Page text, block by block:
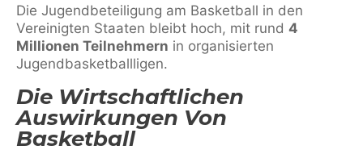
Die Jugendbeteiligung am Basketball in den
Vereinigten Staaten bleibt hoch, mit rund 4
Millionen Teilnehmern in organisierten
Jugendbasketballligen.
Die Wirtschaftlichen
Auswirkungen Von
Basketball